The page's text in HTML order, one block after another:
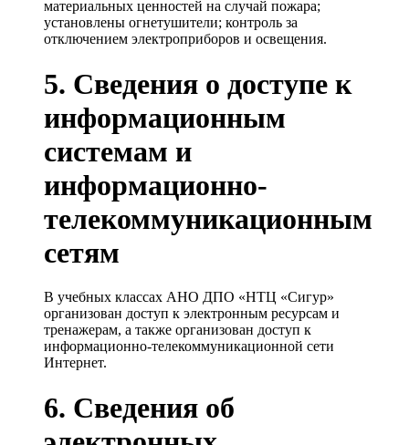
материальных ценностей на случай пожара;
установлены огнетушители; контроль за
отключением электроприборов и освещения.
5. Сведения о доступе к
информационным
системам и
информационно-
телекоммуникационным
сетям
В учебных классах АНО ДПО «НТЦ «Сигур»
организован доступ к электронным ресурсам и
тренажерам, а также организован доступ к
информационно-телекоммуникационной сети
Интернет.
6. Сведения об